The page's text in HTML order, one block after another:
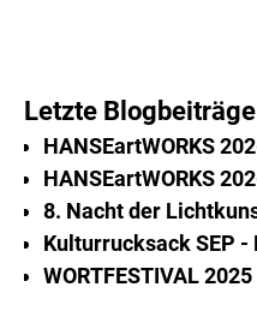
Letzte Blogbeiträge
HANSEartWORKS
HANSEartWORKS
8. Nacht der
Kulturrucksack SEP -
WORTFESTIVAL 2025